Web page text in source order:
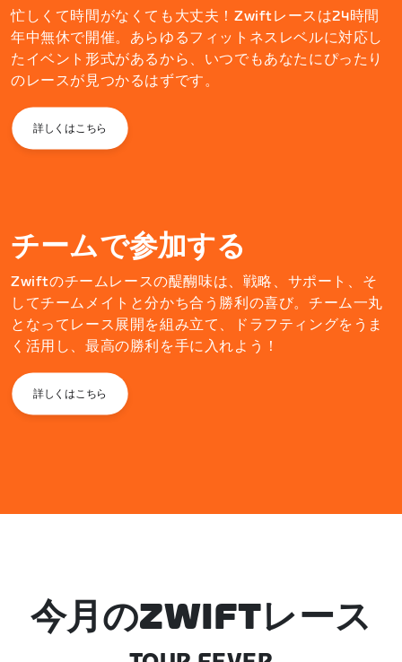
忙しくて時間がなくても大丈夫！Zwiftレースは24時間
年中無休で開催。あらゆるフィットネスレベルに対応し
たイベント形式があるから、いつでもあなたにぴったり
のレースが見つかるはずです。
詳しくはこちら
チームで参加する
Zwiftのチームレースの醍醐味は、戦略、サポート、そ
してチームメイトと分かち合う勝利の喜び。チーム一丸
となってレース展開を組み立て、ドラフティングをうま
く活用し、最高の勝利を手に入れよう！
詳しくはこちら
今月のZWIFTレース